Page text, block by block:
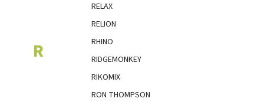
R
RELAX
RELION
RHINO
RIDGEMONKEY
RIKOMIX
RON THOMPSON